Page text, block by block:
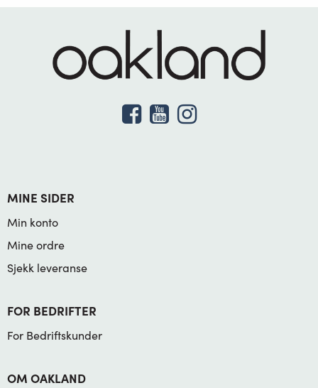
MINE SIDER
Min konto
Mine ordre
Sjekk leveranse
FOR BEDRIFTER
For Bedriftskunder
OM OAKLAND